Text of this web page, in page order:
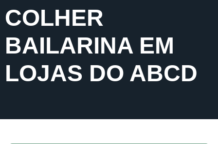
COLHER
BAILARINA EM
LOJAS DO ABCD